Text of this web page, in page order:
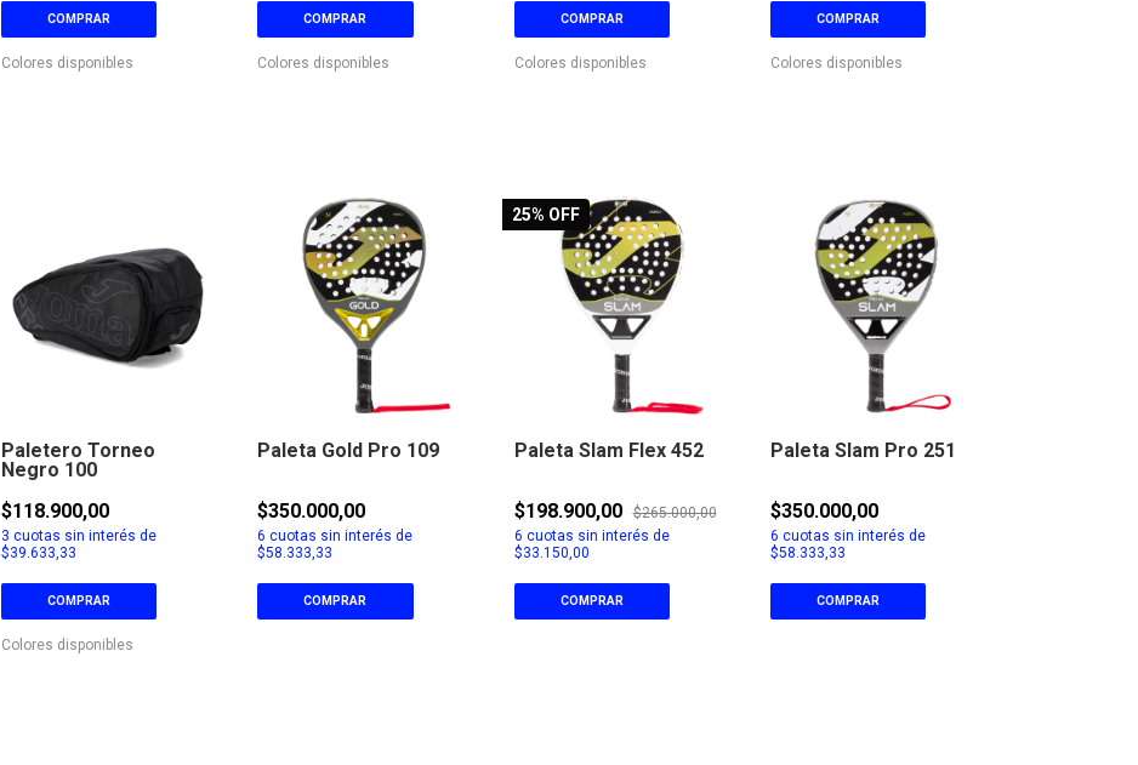
COMPRAR
Colores disponibles
COMPRAR
Colores disponibles
COMPRAR
Colores disponibles
COMPRAR
Colores disponibles
Paletero Torneo
Negro 100
$118.900,00
3 cuotas sin interés de
$39.633,33
COMPRAR
Colores disponibles
Paleta Gold Pro 109
$350.000,00
6 cuotas sin interés de
$58.333,33
COMPRAR
25% OFF
Paleta Slam Flex 452
$198.900,00
$265.000,00
6 cuotas sin interés de
$33.150,00
COMPRAR
Paleta Slam Pro 251
$350.000,00
6 cuotas sin interés de
$58.333,33
COMPRAR